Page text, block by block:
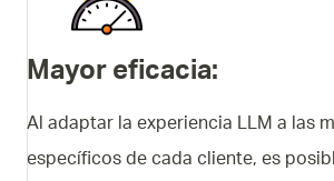
Mayor eficacia:
Al adaptar la experiencia LLM a las
específicos de cada cliente, es